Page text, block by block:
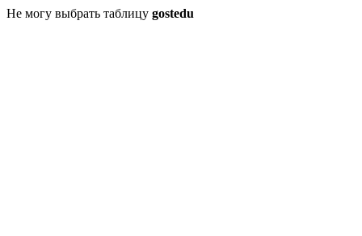
Не могу выбрать таблицу gostedu